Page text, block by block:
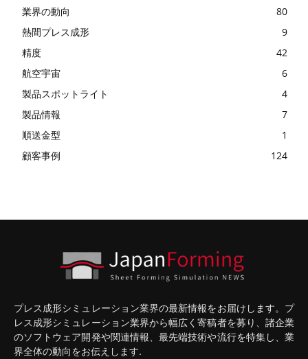
業界の動向
80
熱間プレス成形
9
精度
42
航空宇宙
6
製品スポットライト
4
製品情報
7
順送金型
1
顧客事例
124
プレス成形シミュレーション業界の最新情報をお届けします。プ
レス成形シミュレーション業界から幅広く寄稿者を募り、諸企業
のソフトウェア開発や関連情報、最先端技術や流行を特集し、業
界全体の動向をお伝えします.